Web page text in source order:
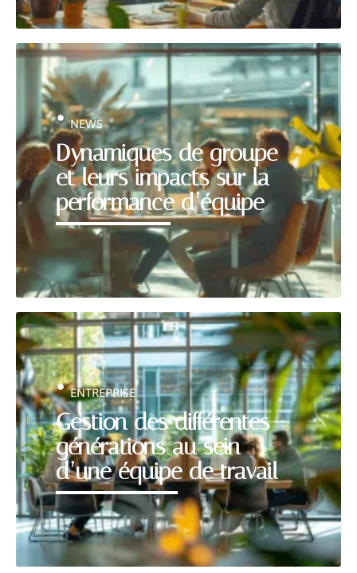
Dynamiques de groupe
et leurs impacts sur la
performance d’équipe
NEWS
Gestion des différentes
générations au sein
d’une équipe de travail
ENTREPRISE